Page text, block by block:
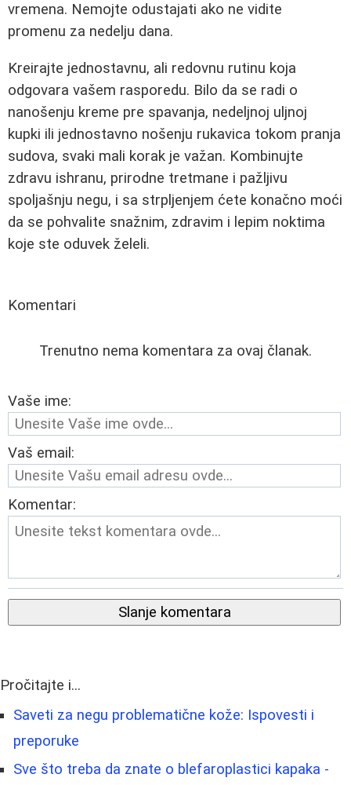
vremena. Nemojte odustajati ako ne vidite
promenu za nedelju dana.
Kreirajte jednostavnu, ali redovnu rutinu koja
odgovara vašem rasporedu. Bilo da se radi o
nanošenju kreme pre spavanja, nedeljnoj uljnoj
kupki ili jednostavno nošenju rukavica tokom pranja
sudova, svaki mali korak je važan. Kombinujte
zdravu ishranu, prirodne tretmane i pažljivu
spoljašnju negu, i sa strpljenjem ćete konačno moći
da se pohvalite snažnim, zdravim i lepim noktima
koje ste oduvek želeli.
Komentari
Trenutno nema komentara za ovaj članak.
Vaše ime:
Vaš email:
Komentar:
Slanje komentara
Pročitajte i...
Saveti za negu problematične kože: Ispovesti i
preporuke
Sve što treba da znate o blefaroplastici kapaka -